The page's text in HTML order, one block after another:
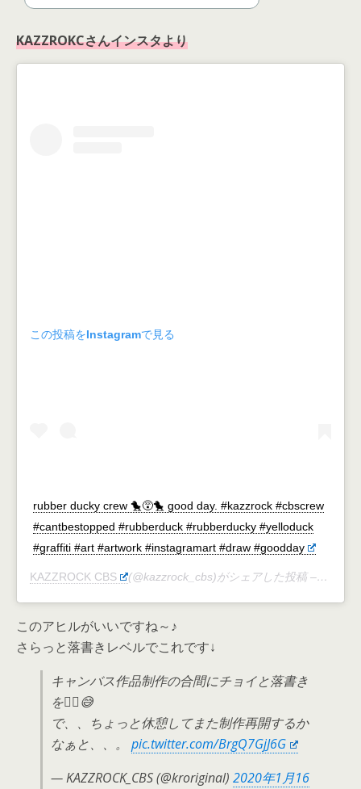
KAZZROKCさんインスタより
この投稿をInstagramで見る
rubber ducky crew 🐤😵🐤 good day. #kazzrock #cbscrew
#cantbestopped #rubberduck #rubberducky #yelloduck
#graffiti #art #artwork #instagramart #draw #goodday
KAZZROCK CBS (@kazzrock_cbs)がシェアした投稿 – 2015年
このアヒルがいいですね～♪
さらっと落書きレベルでこれです↓
キャンバス作品制作の合間にチョイと落書き
を✍🏼😅
で、、ちょっと休憩してまた制作再開するか
なぁと、、。 pic.twitter.com/BrgQ7GjJ6G
— KAZZROCK_CBS (@kroriginal) 2020年1月16